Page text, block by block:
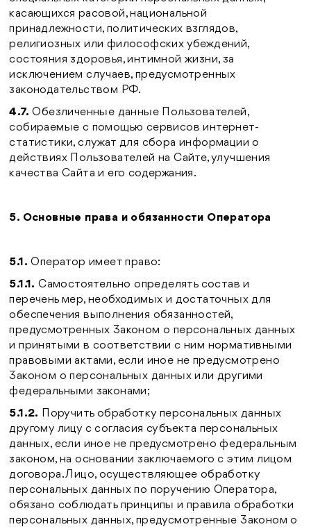
касающихся расовой, национальной
принадлежности, политических взглядов,
религиозных или философских убеждений,
состояния здоровья, интимной жизни, за
исключением случаев, предусмотренных
законодательством РФ.
4.7. Обезличенные данные Пользователей,
собираемые с помощью сервисов интернет-
статистики, служат для сбора информации о
действиях Пользователей на Сайте, улучшения
качества Сайта и его содержания.
5. Основные права и обязанности Оператора
5.1. Оператор имеет право:
5.1.1. Самостоятельно определять состав и
перечень мер, необходимых и достаточных для
обеспечения выполнения обязанностей,
предусмотренных Законом о персональных данных
и принятыми в соответствии с ним нормативными
правовыми актами, если иное не предусмотрено
Законом о персональных данных или другими
федеральными законами;
5.1.2.
Поручить обработку персональных данных
другому лицу с согласия субъекта персональных
данных, если иное не предусмотрено федеральным
законом, на основании заключаемого с этим лицом
договора. Лицо, осуществляющее обработку
персональных данных по поручению Оператора,
обязано соблюдать принципы и правила обработки
персональных данных, предусмотренные Законом о